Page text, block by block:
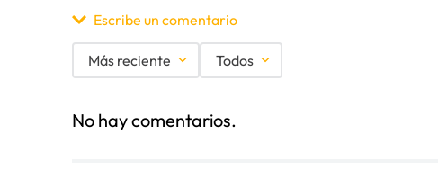
Escribe un comentario
Título
Más reciente Todos
No hay comentarios.